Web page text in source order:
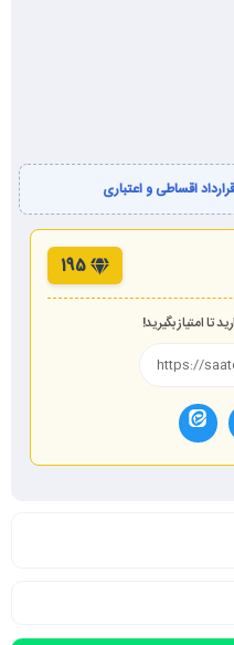
اقساطی و اعتباری
195
تا امتیاز بگیرید!